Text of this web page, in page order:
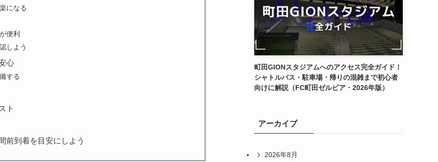
になる
便利
しよう
心
する
ト
前到着を目安にしよう
町田GIONスタジアムへのアクセス完全ガイド！
シャトルバス・駐車場・帰りの混雑まで初心者
向けに解説（FC町田ゼルビア・2026年版）
アーカイブ
2026年8月